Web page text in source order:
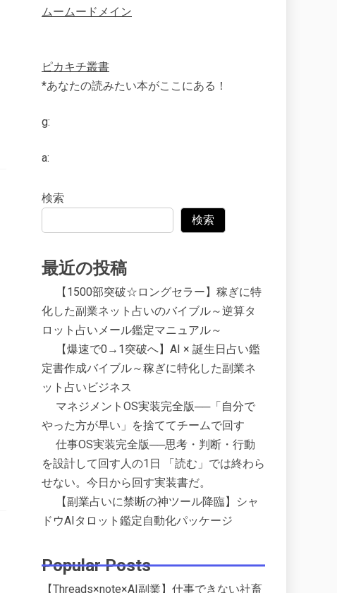
ムームードメイン
ピカキチ叢書
*あなたの読みたい本がここにある！
g:
a:
検索
検索
最近の投稿
【1500部突破☆ロングセラー】稼ぎに特
化した副業ネット占いのバイブル～逆算タ
ロット占いメール鑑定マニュアル～
【爆速で0→1突破へ】AI × 誕生日占い鑑
定書作成バイブル～稼ぎに特化した副業ネ
ット占いビジネス
マネジメントOS実装完全版──「自分で
やった方が早い」を捨ててチームで回す
仕事OS実装完全版──思考・判断・行動
を設計して回す人の1日 「読む」では終わら
せない。今日から回す実装書だ。
【副業占いに禁断の神ツール降臨】シャ
ドウAIタロット鑑定自動化パッケージ
Popular Posts
【Threads×note×AI副業】仕事できない社畜